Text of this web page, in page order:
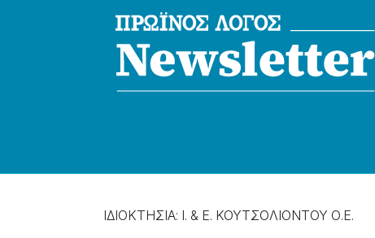
ΙΔΙΟΚΤΗΣΙΑ: Ι. & Ε. ΚΟΥΤΣΟΛΙΟΝΤΟΥ Ο.Ε.